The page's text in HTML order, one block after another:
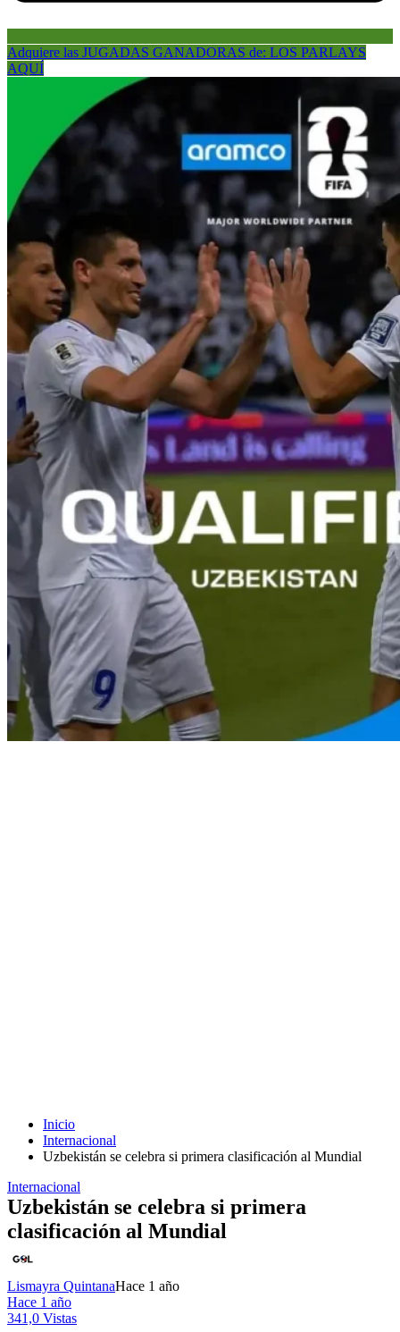
Adquiere las JUGADAS GANADORAS de: LOS PARLAYS
AQUÍ
Inicio
Internacional
Uzbekistán se celebra si primera clasificación al Mundial
Internacional
Uzbekistán se celebra si primera
clasificación al Mundial
Lismayra QuintanaHace 1 año
Hace 1 año
341,0 Vistas